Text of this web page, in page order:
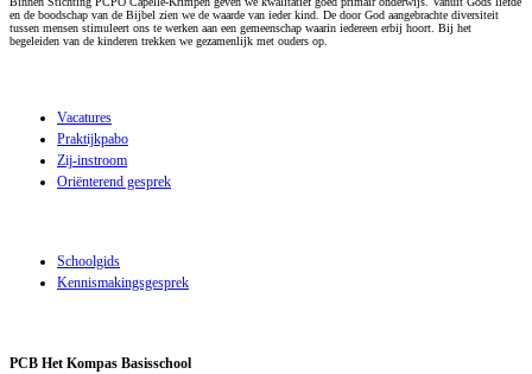
en de boodschap van de Bijbel zien we de waarde van ieder kind. De door God aangebrachte diversiteit
tussen mensen stimuleert ons te werken aan een gemeenschap waarin iedereen erbij hoort. Bij het
begeleiden van de kinderen trekken we gezamenlijk met ouders op.
Vacatures
Praktijkpabo
Zij-instroom
Oriënterend gesprek
Schoolgids
Kennismakingsgesprek
PCB Het Kompas Basisschool